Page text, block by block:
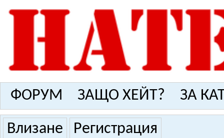
ФОРУМ ЗАЩО ХЕЙТ? ЗА
Влизане Регистрация